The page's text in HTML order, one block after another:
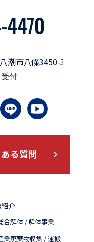
潮市八條3450-3
受付
る質問
介
合解体 / 解体事業
業廃棄物収集 / 運搬